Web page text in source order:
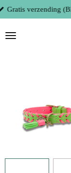
Ga
direct
naar
de